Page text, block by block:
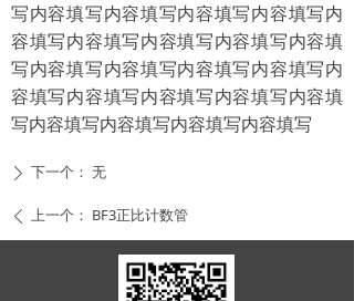
写内容填写内容填写内容填写内容填写内
容填写内容填写内容填写内容填写内容填
写内容填写内容填写内容填写内容填写内
容填写内容填写内容填写内容填写内容填
写内容填写内容填写内容填写内容填写
ꄲ 下一个： 无
ꄴ 上一个： BF3正比计数管